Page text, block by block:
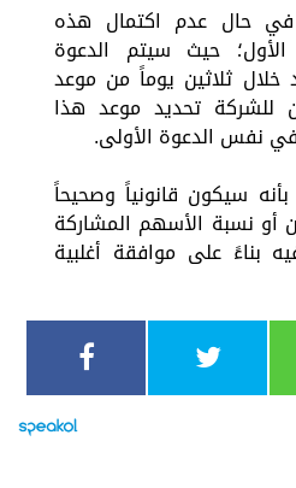
حال عدم اكتمال هذه
حيث سيتم الدعوة
خلال ثلاثين يوماً من موعد
للشركة تحديد موعد هذا
في نفس الدعوة الأولى.
بأنه سيكون قانونياً وصحيحاً
أو نسبة الأسهم المشاركة
بناءً على موافقة أغلبية